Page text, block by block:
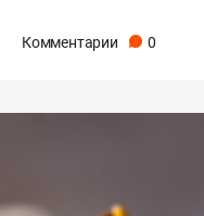
Комментарии 0